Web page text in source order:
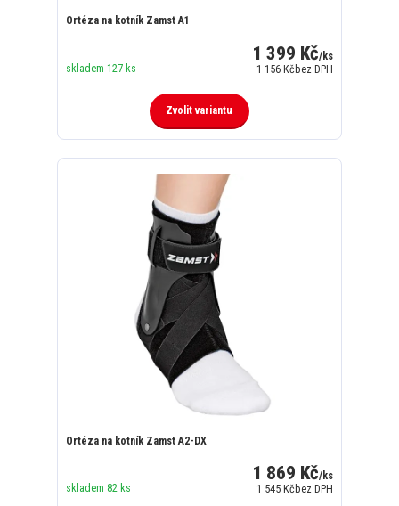
Ortéza na kotník Zamst A1
1 399 Kč/ks
1 156 Kčbez DPH
skladem 127 ks
Zvolit variantu
Ortéza na kotník Zamst A2-DX
1 869 Kč/ks
1 545 Kčbez DPH
skladem 82 ks